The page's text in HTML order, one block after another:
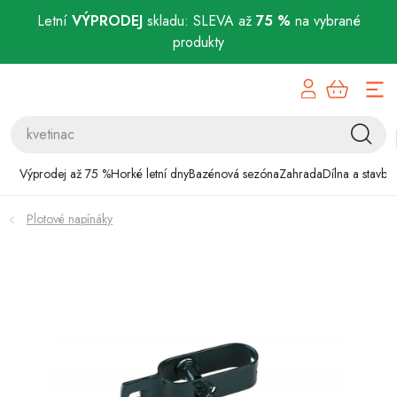
Letní VÝPRODEJskladu: SLEVA až 75 % na vybrané
produkty
Výprodej až 75 %Horké letní dnyBazénová sezónaZahradaDílna a stavba
Bazénová sezóna
Zahrada
Chovatelské potřeby
Plotové napínáky